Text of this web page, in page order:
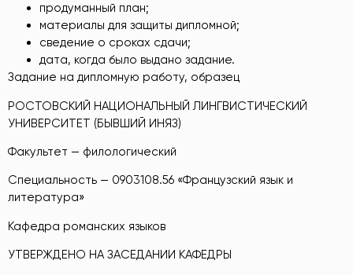
продуманный план;
материалы для защиты дипломной;
сведение о сроках сдачи;
дата, когда было выдано задание.
Задание на дипломную работу, образец
РОСТОВСКИЙ НАЦИОНАЛЬНЫЙ ЛИНГВИСТИЧЕСКИЙ
УНИВЕРСИТЕТ (БЫВШИЙ ИНЯЗ)
Факультет — филологический
Специальность — 0903108.56 «Французский язык и
литература»
Кафедра романских языков
УТВЕРЖДЕНО НА ЗАСЕДАНИИ КАФЕДРЫ